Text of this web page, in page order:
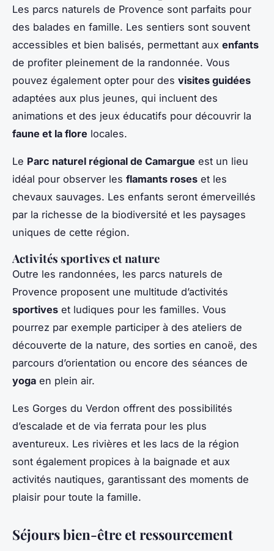
Les parcs naturels de Provence sont parfaits pour
des balades en famille. Les sentiers sont souvent
accessibles et bien balisés, permettant aux enfants
de profiter pleinement de la randonnée. Vous
pouvez également opter pour des visites guidées
adaptées aux plus jeunes, qui incluent des
animations et des jeux éducatifs pour découvrir la
faune et la flore locales.
Le Parc naturel régional de Camargue est un lieu
idéal pour observer les flamants roses et les
chevaux sauvages. Les enfants seront émerveillés
par la richesse de la biodiversité et les paysages
uniques de cette région.
Activités sportives et nature
Outre les randonnées, les parcs naturels de
Provence proposent une multitude d’activités
sportives et ludiques pour les familles. Vous
pourrez par exemple participer à des ateliers de
découverte de la nature, des sorties en canoë, des
parcours d’orientation ou encore des séances de
yoga en plein air.
Les Gorges du Verdon offrent des possibilités
d’escalade et de via ferrata pour les plus
aventureux. Les rivières et les lacs de la région
sont également propices à la baignade et aux
activités nautiques, garantissant des moments de
plaisir pour toute la famille.
Séjours bien-être et ressourcement